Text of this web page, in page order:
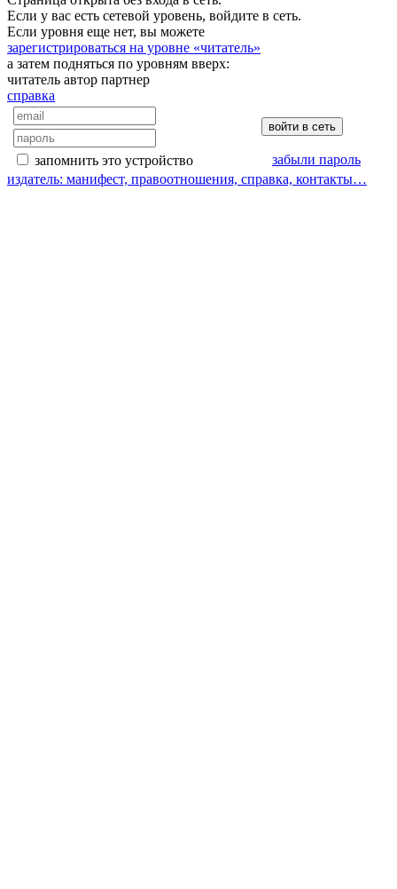
Если у вас есть сетевой уровень, войдите в сеть.
Если уровня еще нет, вы можете
зарегистрироваться на уровне «читатель»
а затем подняться по уровням вверх:
читатель автор партнер
справка
запомнить это устройство
забыли пароль
издатель: манифест, правоотношения, справка, контакты…